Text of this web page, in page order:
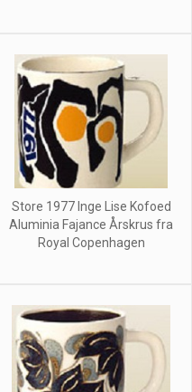
Store 1977 Inge Lise Kofoed
Aluminia Fajance Årskrus fra
Royal Copenhagen